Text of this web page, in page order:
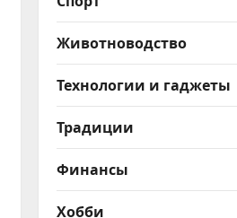
Животноводство
Технологии и гаджеты
Традиции
Финансы
Хобби